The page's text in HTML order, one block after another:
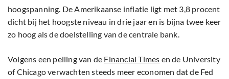
hoogspanning. De Amerikaanse inflatie ligt met 3,8 procent
dicht bij het hoogste niveau in drie jaar en is bijna twee keer
zo hoog als de doelstelling van de centrale bank.
Volgens een peiling van de Financial Times en de University
of Chicago verwachten steeds meer economen dat de Fed